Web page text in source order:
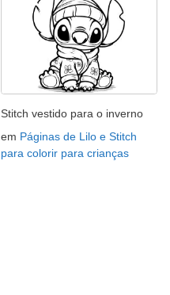
Stitch vestido para o inverno
em Páginas de Lilo e Stitch
para colorir para crianças